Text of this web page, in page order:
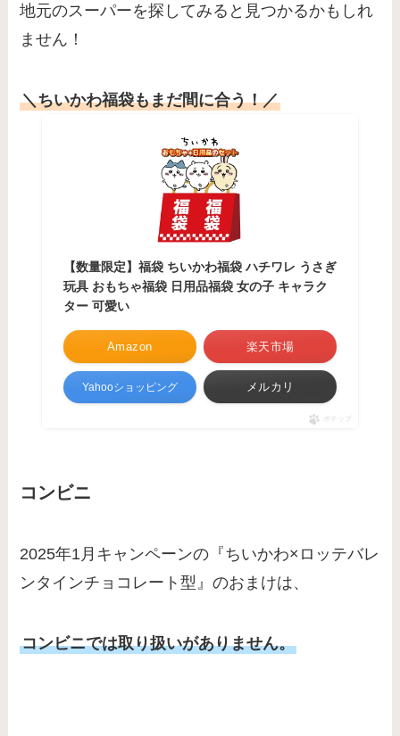
地元のスーパーを探してみると見つかるかもしれ
ません！
＼ちいかわ福袋もまだ間に合う！／
【数量限定】福袋 ちいかわ福袋 ハチワレ うさぎ
玩具 おもちゃ福袋 日用品福袋 女の子 キャラク
ター 可愛い
Amazon 楽天市場
Yahooショッピング メルカリ
ポチップ
コンビニ
2025年1月キャンペーンの『ちいかわ×ロッテバレ
ンタインチョコレート型』のおまけは、
コンビニでは取り扱いがありません。